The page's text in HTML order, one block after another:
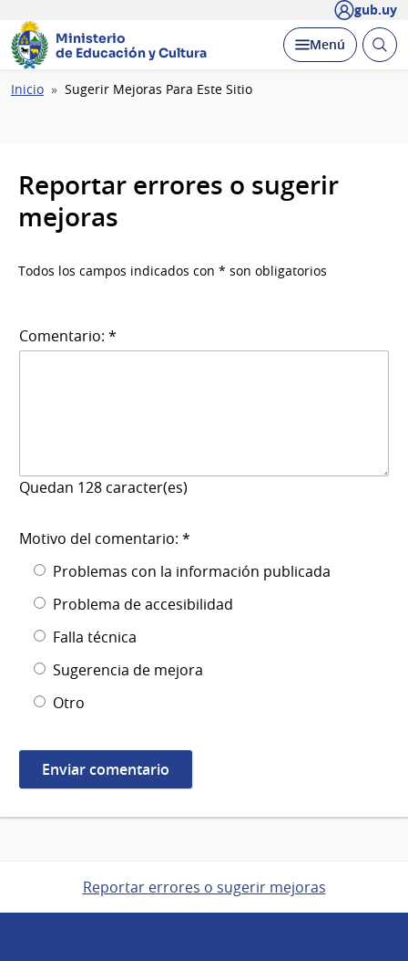
gub.uy
Ministerio
de Educación y Cultura
Desplegar
Menú Abrir
Ruta
Inicio Sugerir Mejoras Para Este Sitio
Reportar errores o sugerir
mejoras
Todos los campos indicados con * son obligatorios
Comentario: *
Quedan 128 caracter(es)
Motivo del comentario: *
Problemas con la información publicada
Problema de accesibilidad
Falla técnica
Sugerencia de mejora
Otro
Reportar errores o sugerir mejoras